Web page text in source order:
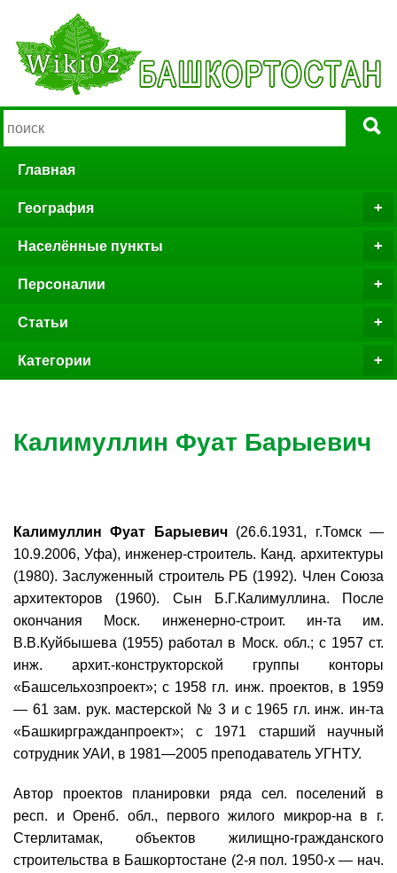
Главная
География
Населённые пункты
Персоналии
Статьи
Категории
Калимуллин Фуат Барыевич
Калимуллин Фуат Барыевич(26.6.1931, г.Томск —
10.9.2006, Уфа), инженер-строитель. Канд. архитектуры
(1980). Заслуженный строитель РБ (1992). Член Союза
архитекторов (1960). Сын Б.Г.Калимуллина. После
окончания Моск. инженерно-строит. ин-та им.
В.В.Куйбышева (1955) работал в Моск. обл.; с 1957 ст.
инж. архит.-конструкторской группы конторы
«Башсельхозпроект»; с 1958 гл. инж. проектов, в 1959
— 61 зам. рук. мастерской № 3 и с 1965 гл. инж. ин-та
«Башкиргражданпроект»; с 1971 старший научный
сотрудник УАИ, в 1981—2005 преподаватель УГНТУ.
Автор проектов планировки ряда сел. поселений в
респ. и Оренб. обл., первого жилого микрор-на в г.
Стерлитамак, объектов жилищно-гражданского
строительства в Башкортостане (2-я пол. 1950-х — нач.